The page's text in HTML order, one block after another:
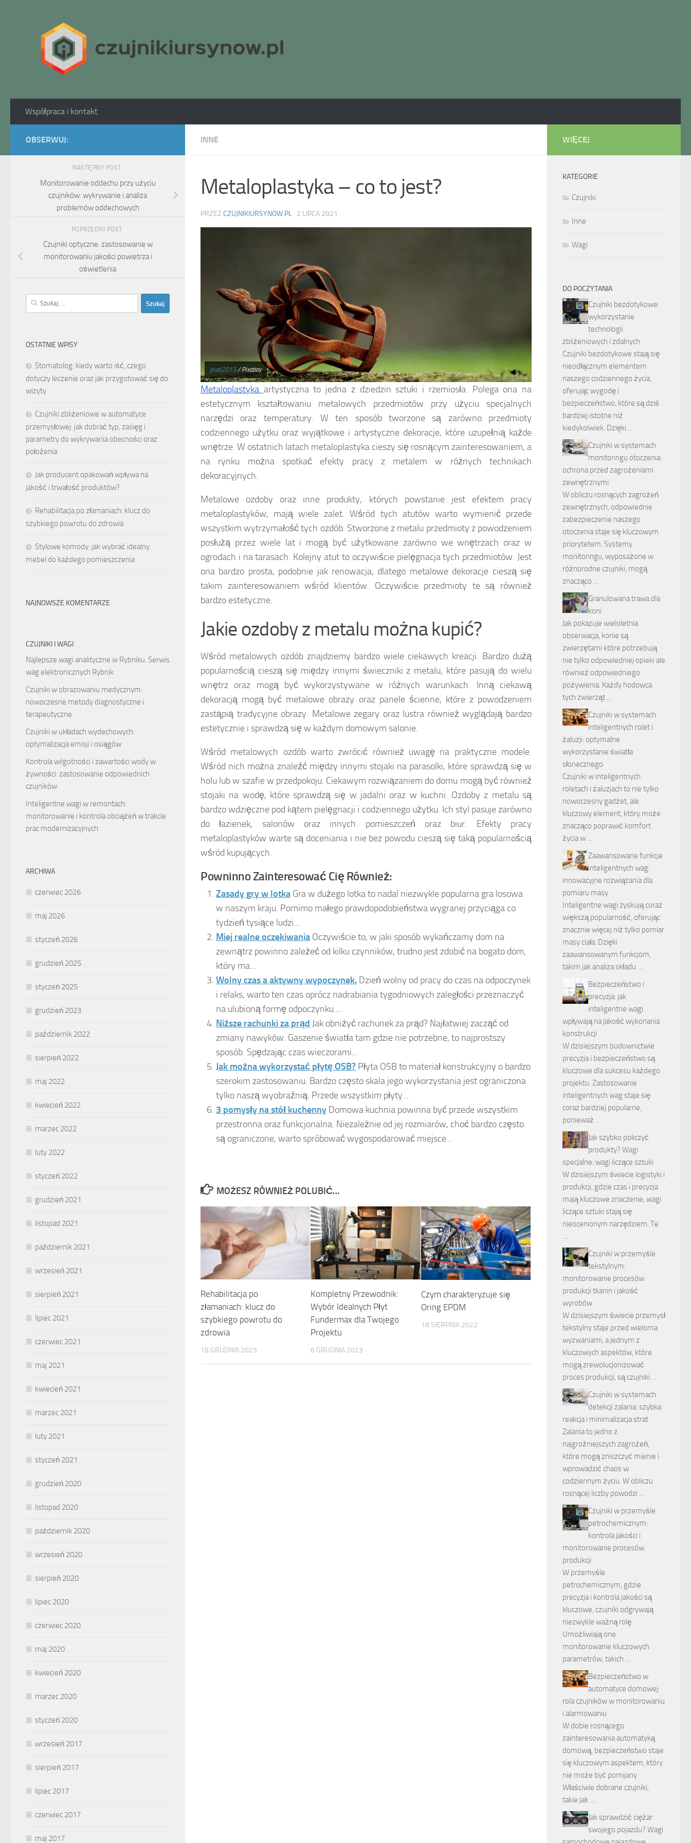
Współpraca i kontakt
INNE
Metaloplastyka – co to jest?
PRZEZ CZUJNIKIURSYNOW.PL · 2 LIPCA 2021
pixel2013/ Pixabay
Metaloplastyka artystyczna to jedna z dziedzin sztuki i rzemiosła. Polega ona na
estetycznym kształtowaniu metalowych przedmiotów przy użyciu specjalnych
narzędzi oraz temperatury. W ten sposób tworzone są zarówno przedmioty
codziennego użytku oraz wyjątkowe i artystyczne dekoracje, które uzupełnią każde
wnętrze. W ostatnich latach metaloplastyka cieszy się rosnącym zainteresowaniem, a
na rynku można spotkać efekty pracy z metalem w różnych technikach
dekoracyjnych.
Metalowe ozdoby oraz inne produkty, których powstanie jest efektem pracy
metaloplastyków, mają wiele zalet. Wśród tych atutów warto wymienić przede
wszystkim wytrzymałość tych ozdób. Stworzone z metalu przedmioty z powodzeniem
posłużą przez wiele lat i mogą być użytkowane zarówno we wnętrzach oraz w
ogrodach i na tarasach. Kolejny atut to oczywiście pielęgnacja tych przedmiotów. Jest
ona bardzo prosta, podobnie jak renowacja, dlatego metalowe dekoracje cieszą się
takim zainteresowaniem wśród klientów. Oczywiście przedmioty te są również
bardzo estetyczne.
Jakie ozdoby z metalu można kupić?
Wśród metalowych ozdób znajdziemy bardzo wiele ciekawych kreacji. Bardzo dużą
popularnością cieszą się między innymi świeczniki z metalu, które pasują do wielu
wnętrz oraz mogą być wykorzystywane w różnych warunkach. Inną ciekawą
dekoracją mogą być metalowe obrazy oraz panele ścienne, które z powodzeniem
zastąpią tradycyjne obrazy. Metalowe zegary oraz lustra również wyglądają bardzo
estetycznie i sprawdzą się w każdym domowym salonie.
Wśród metalowych ozdób warto zwrócić również uwagę na praktyczne modele.
Wśród nich można znaleźć między innymi stojaki na parasolki, które sprawdzą się w
holu lub w szafie w przedpokoju. Ciekawym rozwiązaniem do domu mogą być również
stojaki na wodę, które sprawdzą się w jadalni oraz w kuchni. Ozdoby z metalu są
bardzo wdzięczne pod kątem pielęgnacji i codziennego użytku. Ich styl pasuje zarówno
do łazienek, salonów oraz innych pomieszczeń oraz biur. Efekty pracy
metaloplastyków warte są doceniania i nie bez powodu cieszą się taką popularnością
wśród kupujących.
Powninno Zainteresować Cię Również:
Zasady gry w lotka Gra w dużego lotka to nadal niezwykle popularna gra losowa
w naszym kraju. Pomimo małego prawdopodobieństwa wygranej przyciąga co
tydzień tysiące ludzi...
Miej realne oczekiwania Oczywiście to, w jaki sposób wykańczamy dom na
zewnątrz powinno zależeć od kilku czynników, trudno jest zdobić na bogato dom,
który ma...
Wolny czas a aktywny wypoczynek. Dzień wolny od pracy do czas na odpoczynek
i relaks, warto ten czas oprócz nadrabiania tygodniowych zaległości przeznaczyć
na ulubioną formę odpoczynku....
Niższe rachunki za prąd Jak obniżyć rachunek za prąd? Najłatwiej zacząć od
zmiany nawyków. Gaszenie światła tam gdzie nie potrzebne, to najprostszy
sposób. Spędzając czas wieczorami...
Jak można wykorzystać płytę OSB? Płyta OSB to materiał konstrukcyjny o bardzo
szerokim zastosowaniu. Bardzo często skala jego wykorzystania jest ograniczona
tylko naszą wyobraźnią. Przede wszystkim płyty...
3 pomysły na stół kuchenny Domowa kuchnia powinna być przede wszystkim
przestronna oraz funkcjonalna. Niezależnie od jej rozmiarów, choć bardzo często
są ograniczone, warto spróbować wygospodarować miejsce...
MOŻESZ RÓWNIEŻ POLUBIĆ…
Rehabilitacja po
złamaniach: klucz do
szybkiego powrotu do
zdrowia
18 GRUDNIA 2025
Kompletny Przewodnik:
Wybór Idealnych Płyt
Fundermax dla Twojego
Projektu
6 GRUDNIA 2023
Czym charakteryzuje się
Oring EPDM
18 SIERPNIA 2022
OBSERWUJ:
NASTĘPNY POST
Monitorowanie oddechu przy użyciu
czujników: wykrywanie i analiza
problemów oddechowych
POPRZEDNI POST
Czujniki optyczne: zastosowanie w
monitorowaniu jakości powietrza i
oświetlenia
Szukaj:
OSTATNIE WPISY
Stomatolog: kiedy warto iść, czego
dotyczy leczenie oraz jak przygotować się do
wizyty
Czujniki zbliżeniowe w automatyce
przemysłowej: jak dobrać typ, zasięg i
parametry do wykrywania obecności oraz
położenia
Jak producent opakowań wpływa na
jakość i trwałość produktów?
Rehabilitacja po złamaniach: klucz do
szybkiego powrotu do zdrowia
Stylowe komody: jak wybrać idealny
mebel do każdego pomieszczenia
NAJNOWSZE KOMENTARZE
CZUJNIKI I WAGI
Najlepsze wagi analityczne w Rybniku. Serwis
wag elektronicznych Rybnik
Czujniki w obrazowaniu medycznym:
nowoczesne metody diagnostyczne i
terapeutyczne
Czujniki w układach wydechowych:
optymalizacja emisji i osiągów
Kontrola wilgotności i zawartości wody w
żywności: zastosowanie odpowiednich
czujników
Inteligentne wagi w remontach:
monitorowanie i kontrola obciążeń w trakcie
prac modernizacyjnych
ARCHIWA
czerwiec 2026
maj 2026
styczeń 2026
grudzień 2025
styczeń 2025
grudzień 2023
październik 2022
sierpień 2022
maj 2022
kwiecień 2022
marzec 2022
luty 2022
styczeń 2022
grudzień 2021
listopad 2021
październik 2021
wrzesień 2021
sierpień 2021
lipiec 2021
czerwiec 2021
maj 2021
kwiecień 2021
marzec 2021
luty 2021
styczeń 2021
grudzień 2020
listopad 2020
październik 2020
wrzesień 2020
sierpień 2020
lipiec 2020
czerwiec 2020
maj 2020
kwiecień 2020
marzec 2020
styczeń 2020
wrzesień 2017
sierpień 2017
lipiec 2017
czerwiec 2017
maj 2017
WIĘCEJ
KATEGORIE
Czujniki
Inne
Wagi
DO POCZYTANIA
Czujniki bezdotykowe:
wykorzystanie
technologii
zbliżeniowych i zdalnych
Czujniki bezdotykowe stają się
nieodłącznym elementem
naszego codziennego życia,
oferując wygodę i
bezpieczeństwo, które są dziś
bardziej istotne niż
kiedykolwiek. Dzięki …
Czujniki w systemach
monitoringu otoczenia:
ochrona przed zagrożeniami
zewnętrznymi
W obliczu rosnących zagrożeń
zewnętrznych, odpowiednie
zabezpieczenie naszego
otoczenia staje się kluczowym
priorytetem. Systemy
monitoringu, wyposażone w
różnorodne czujniki, mogą
znacząco …
Granulowana trawa dla
koni
Jak pokazuje wieloletnia
obserwacja, konie są
zwierzętami które potrzebują
nie tylko odpowiedniej opieki ale
również odpowiedniego
pożywienia. Każdy hodowca
tych zwierząt …
Czujniki w systemach
inteligentnych rolet i
żaluzji: optymalne
wykorzystanie światła
słonecznego
Czujniki w inteligentnych
roletach i żaluzjach to nie tylko
nowoczesny gadżet, ale
kluczowy element, który może
znacząco poprawić komfort
życia w …
Zaawansowane funkcje
inteligentnych wag:
innowacyjne rozwiązania dla
pomiaru masy
Inteligentne wagi zyskują coraz
większą popularność, oferując
znacznie więcej niż tylko pomiar
masy ciała. Dzięki
zaawansowanym funkcjom,
takim jak analiza składu …
Bezpieczeństwo i
precyzja: jak
inteligentne wagi
wpływają na jakość wykonania
konstrukcji
W dzisiejszym budownictwie
precyzja i bezpieczeństwo są
kluczowe dla sukcesu każdego
projektu. Zastosowanie
inteligentnych wag staje się
coraz bardziej popularne,
ponieważ …
Jak szybko policzyć
produkty? Wagi
specjalne: wagi liczące sztuki
W dzisiejszym świecie logistyki i
produkcji, gdzie czas i precyzja
mają kluczowe znaczenie, wagi
liczące sztuki stają się
nieocenionym narzędziem. Te
…
Czujniki w przemyśle
tekstylnym:
monitorowanie procesów
produkcji tkanin i jakość
wyrobów
W dzisiejszym świecie przemysł
tekstylny staje przed wieloma
wyzwaniami, a jednym z
kluczowych aspektów, które
mogą zrewolucjonizować
proces produkcji, są czujniki. …
Czujniki w systemach
detekcji zalania: szybka
reakcja i minimalizacja strat
Zalania to jedno z
najgroźniejszych zagrożeń,
które mogą zniszczyć mienie i
wprowadzić chaos w
codziennym życiu. W obliczu
rosnącej liczby powodzi …
Czujniki w przemyśle
petrochemicznym:
kontrola jakości i
monitorowanie procesów
produkcji
W przemyśle
petrochemicznym, gdzie
precyzja i kontrola jakości są
kluczowe, czujniki odgrywają
niezwykle ważną rolę.
Umożliwiają one
monitorowanie kluczowych
parametrów, takich …
Bezpieczeństwo w
automatyce domowej:
rola czujników w monitorowaniu
i alarmowaniu
W dobie rosnącego
zainteresowania automatyką
domową, bezpieczeństwo staje
się kluczowym aspektem, który
nie może być pomijany.
Właściwie dobrane czujniki,
takie jak …
Jak sprawdzić ciężar
swojego pojazdu? Wagi